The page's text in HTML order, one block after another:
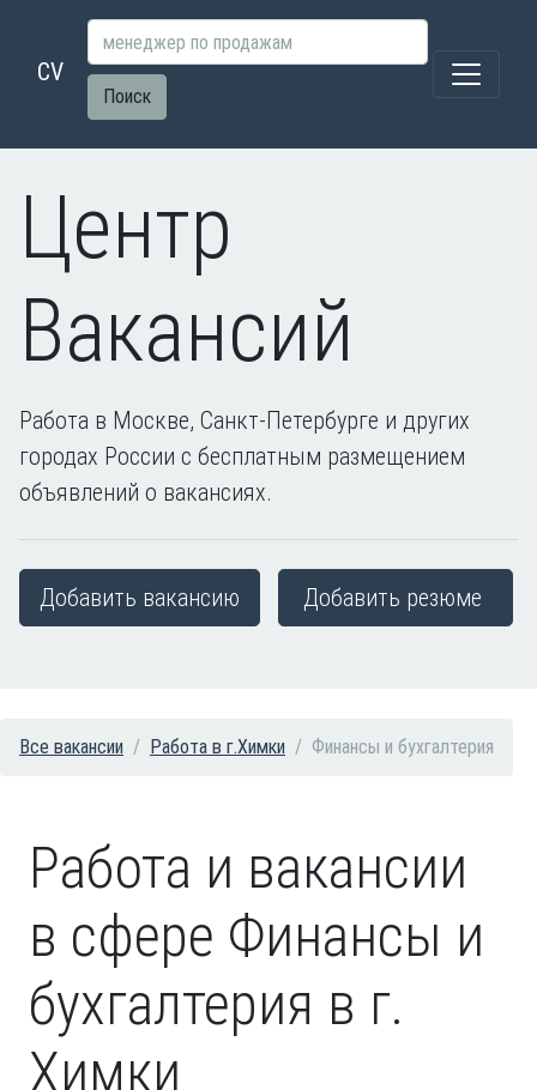
CV
Поиск
Центр
Вакансий
Работа в Москве, Санкт-Петербурге и других
городах России с бесплатным размещением
объявлений о вакансиях.
Добавить вакансию Добавить резюме
Все вакансии Работа в г.Химки Финансы и бухгалтерия
Работа и вакансии
в сфере Финансы и
бухгалтерия в г.
Химки